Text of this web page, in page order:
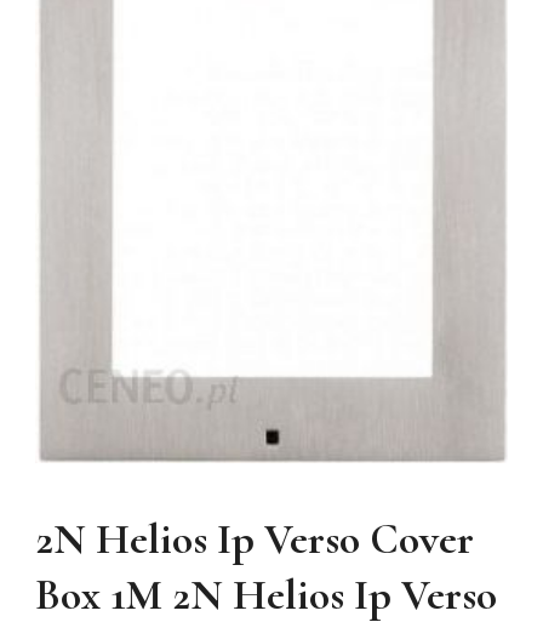
2N Helios Ip Verso Cover
Box 1M 2N Helios Ip Verso